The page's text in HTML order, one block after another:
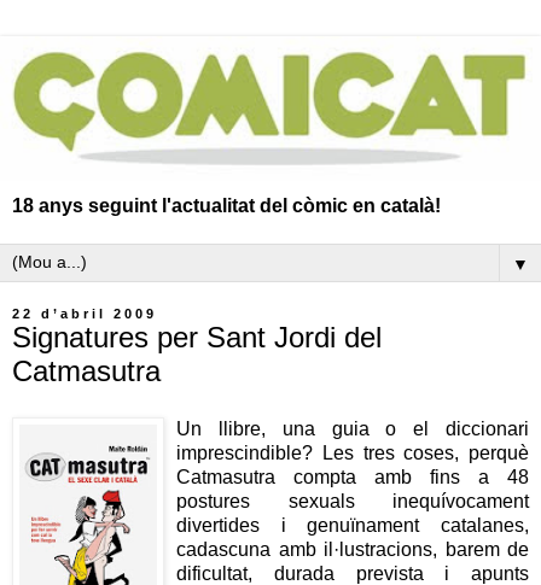
18 anys seguint l'actualitat del còmic en català!
▼
22 d’abril 2009
Signatures per Sant Jordi del
Catmasutra
Un llibre, una guia o el diccionari
imprescindible? Les tres coses, perquè
Catmasutra compta amb fins a 48
postures sexuals inequívocament
divertides i genuïnament catalanes,
cadascuna amb il·lustracions, barem de
dificultat, durada prevista i apunts